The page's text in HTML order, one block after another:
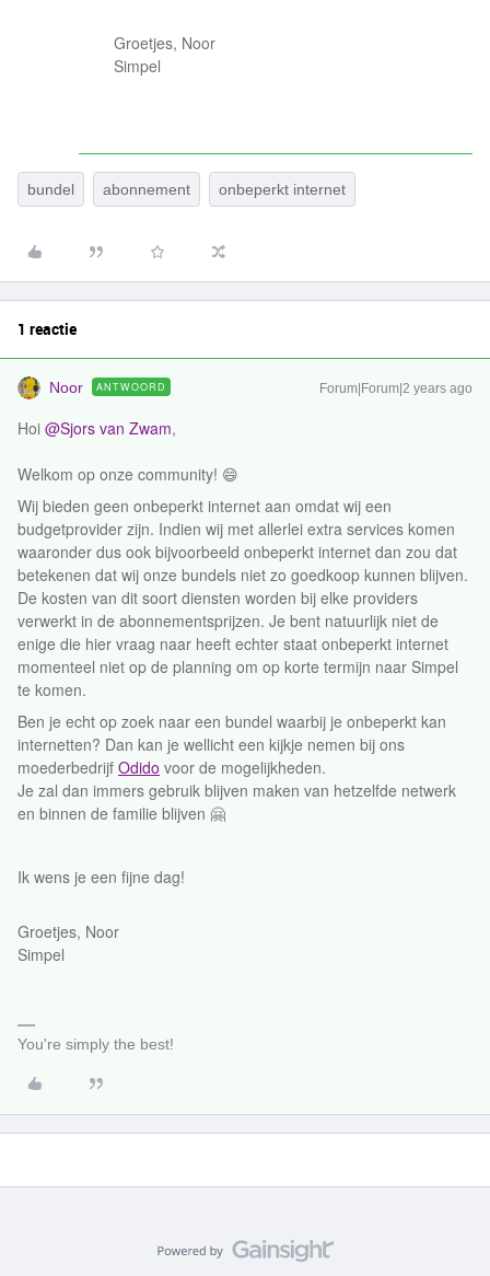
Groetjes, Noor
Simpel
bundel abonnement onbeperkt internet
1 reactie
Noor ANTWOORD Forum|Forum|2 years ago
Hoi @Sjors van Zwam,
Welkom op onze community! 😄
Wij bieden geen onbeperkt internet aan omdat wij een
budgetprovider zijn. Indien wij met allerlei extra services komen
waaronder dus ook bijvoorbeeld onbeperkt internet dan zou dat
betekenen dat wij onze bundels niet zo goedkoop kunnen blijven.
De kosten van dit soort diensten worden bij elke providers
verwerkt in de abonnementsprijzen. Je bent natuurlijk niet de
enige die hier vraag naar heeft echter staat onbeperkt internet
momenteel niet op de planning om op korte termijn naar Simpel
te komen.
Ben je echt op zoek naar een bundel waarbij je onbeperkt kan
internetten? Dan kan je wellicht een kijkje nemen bij ons
moederbedrijf Odido voor de mogelijkheden.
Je zal dan immers gebruik blijven maken van hetzelfde netwerk
en binnen de familie blijven 🤗
Ik wens je een fijne dag!
Groetjes, Noor
Simpel
You're simply the best!